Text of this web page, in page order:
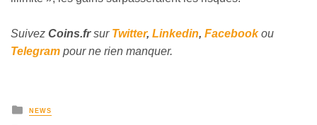
Suivez Coins.frsur Twitter, Linkedin, Facebookou
Telegram pour ne rien manquer.
NEWS